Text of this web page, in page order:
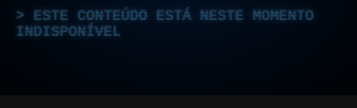
ESTE CONTEÚDO ESTÁ NESTE MOMENTO
INDISPONÍVEL